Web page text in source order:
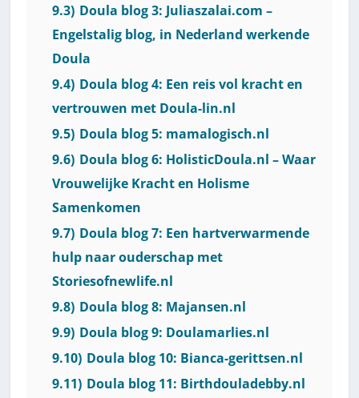
9.3) Doula blog 3: Juliaszalai.com –
Engelstalig blog, in Nederland werkende
Doula
9.4) Doula blog 4: Een reis vol kracht en
vertrouwen met Doula-lin.nl
9.5) Doula blog 5: mamalogisch.nl
9.6) Doula blog 6: HolisticDoula.nl – Waar
Vrouwelijke Kracht en Holisme
Samenkomen
9.7) Doula blog 7: Een hartverwarmende
hulp naar ouderschap met
Storiesofnewlife.nl
9.8) Doula blog 8: Majansen.nl
9.9) Doula blog 9: Doulamarlies.nl
9.10) Doula blog 10: Bianca-gerittsen.nl
9.11) Doula blog 11: Birthdouladebby.nl